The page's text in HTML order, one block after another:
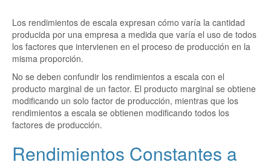
Los rendimientos de escala expresan cómo varía la cantidad
producida por una empresa a medida que varía el uso de todos
los factores que intervienen en el proceso de producción en la
misma proporción.
No se deben confundir los rendimientos a escala con el
producto marginal de un factor. El producto marginal se obtiene
modificando un solo factor de producción, mientras que los
rendimientos a escala se obtienen modificando todos los
factores de producción.
Rendimientos Constantes a